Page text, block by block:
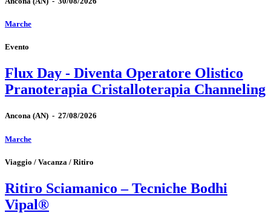
Marche
Evento
Flux Day - Diventa Operatore Olistico
Pranoterapia Cristalloterapia Channeling
Ancona (AN) - 27/08/2026
Marche
Viaggio / Vacanza / Ritiro
Ritiro Sciamanico – Tecniche Bodhi
Vipal®